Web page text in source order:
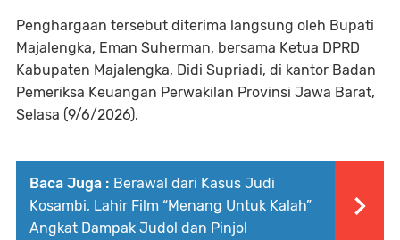
Penghargaan tersebut diterima langsung oleh Bupati
Majalengka, Eman Suherman, bersama Ketua DPRD
Kabupaten Majalengka, Didi Supriadi, di kantor Badan
Pemeriksa Keuangan Perwakilan Provinsi Jawa Barat,
Selasa (9/6/2026).
Baca Juga : Berawal dari Kasus Judi
Kosambi, Lahir Film “Menang Untuk Kalah”
Angkat Dampak Judol dan Pinjol